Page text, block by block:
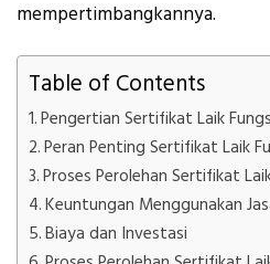
mempertimbangkannya.
Table of Contents
Pengertian Sertifikat Laik
Peran Penting Sertifikat Laik
Proses Perolehan Sertifikat
Keuntungan Menggunakan
Biaya dan Investasi